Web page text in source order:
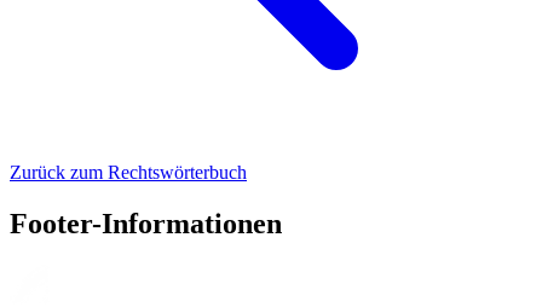
Zurück zum Rechtswörterbuch
Footer-Informationen